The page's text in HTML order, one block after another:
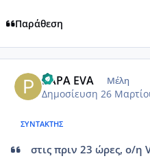
Παράθεση
PAPA EVA Μέλη
Δημοσίευση 26
ΣΥΝΤΆΚΤΗΣ
στις πριν 23 ώρες, ο/η